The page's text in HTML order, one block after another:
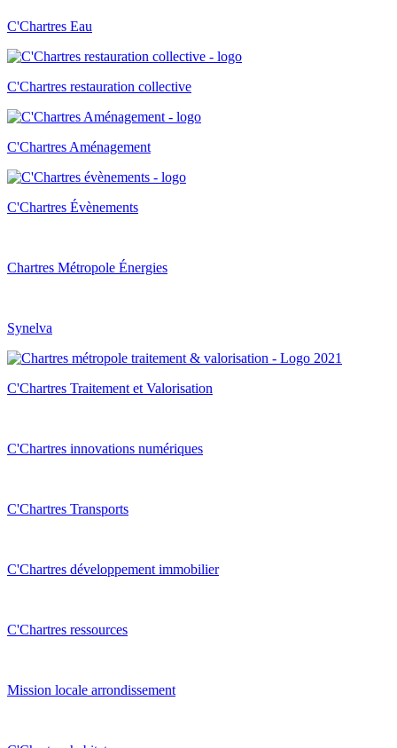
C'Chartres Eau
C'Chartres restauration collective
C'Chartres Aménagement
C'Chartres Évènements
Chartres Métropole Énergies
Synelva
C'Chartres Traitement et Valorisation
C'Chartres innovations numériques
C'Chartres Transports
C'Chartres développement immobilier
C'Chartres ressources
Mission locale arrondissement